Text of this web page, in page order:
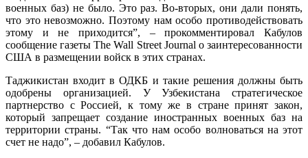
военных баз) не было. Это раз. Во-вторых, они дали понять,
что это невозможно. Поэтому нам особо противодействовать
этому и не приходится”, – прокомментировал Кабулов
сообщение газеты The Wall Street Journal о заинтересованности
США в размещении войск в этих странах.
Таджикистан входит в ОДКБ и такие решения должны быть
одобрены организацией. У Узбекистана стратегическое
партнерство с Россией, к тому же в стране принят закон,
который запрещает создание иностранных военных баз на
территории страны. “Так что нам особо волноваться на этот
счет не надо”, – добавил Кабулов.